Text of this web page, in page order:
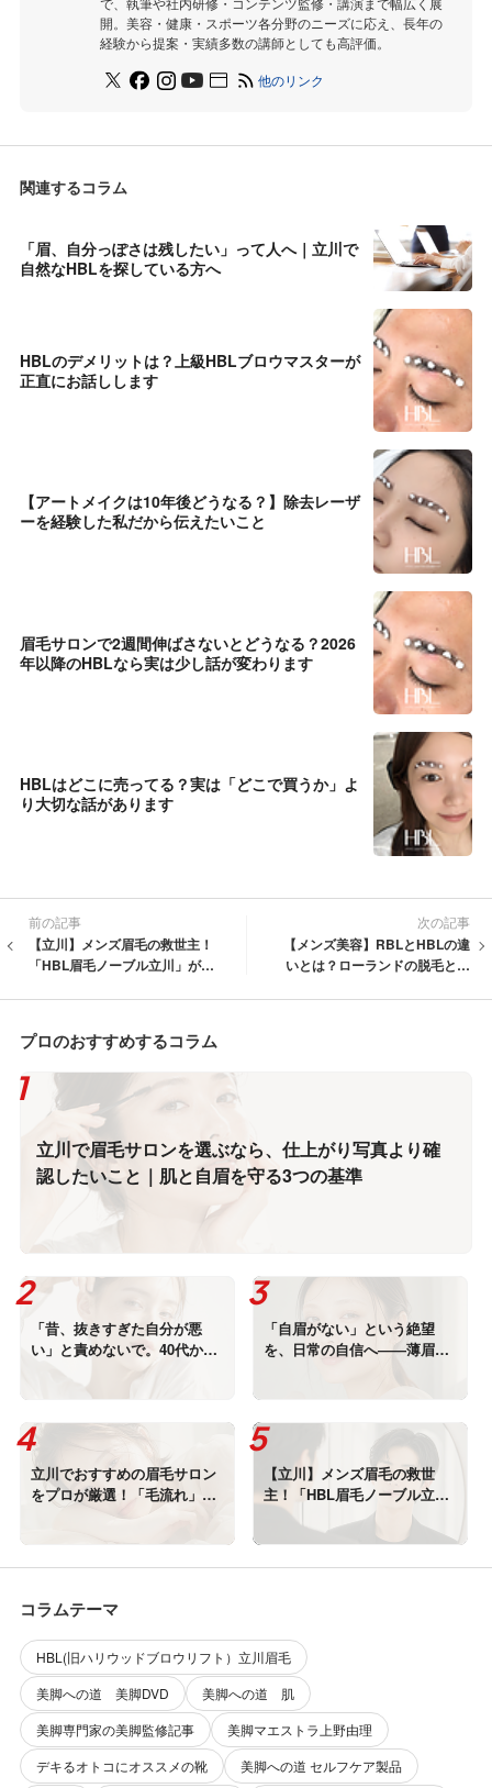
開。美容・健康・スポーツ各分野のニーズに応え、長年の
経験から提案・実績多数の講師としても高評価。
他のリンク
関連するコラム
「眉、自分っぽさは残したい」って人へ｜立川で
自然なHBLを探している方へ
HBLのデメリットは？上級HBLブロウマスターが
正直にお話しします
【アートメイクは10年後どうなる？】除去レーザ
ーを経験した私だから伝えたいこと
眉毛サロンで2週間伸ばさないとどうなる？2026
年以降のHBLなら実は少し話が変わります
HBLはどこに売ってる？実は「どこで買うか」よ
り大切な話があります
前の記事
【立川】メンズ眉毛の救世主！
「HBL眉毛ノーブル立川」がシ
に選ばれる本当の理由
次の記事
【メンズ美容】RBLとHBLの違
いとは？ローランドの脱毛と次
底解説
プロのおすすめするコラム
立川で眉毛サロンを選ぶなら、仕上がり写真より確
認したいこと｜肌と自眉を守る3つの基準
「昔、抜きすぎた自分が悪
い」と責めないで。40代から
のスカスカ眉を、残された一
本から立て直す毛流れの科学
「自眉がない」という絶望
を、日常の自信へ――薄眉・
立川でおすすめの眉毛サロン
をプロが厳選！「毛流れ」を
整えて劇的に垢抜ける自眉ケ
【立川】メンズ眉毛の救世
主！「HBL眉毛ノーブル立
川」がシェービング癖の止ま
らない男性に選ばれる本当の
コラムテーマ
HBL(旧ハリウッドブロウリフト）立川眉毛
美脚への道 美脚DVD
美脚への道 肌
美脚専門家の美脚監修記事
美脚マエストラ上野由理
デキるオトコにオススメの靴
美脚への道 セルフケア製品